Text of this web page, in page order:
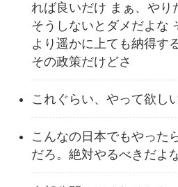
れば良いだけ まぁ、やり
そうしないとダメだよな
より遥かに上ても納得す
その政策だけどさ
これぐらい、やって欲し
こんなの日本でもやった
だろ。絶対やるべきだよな